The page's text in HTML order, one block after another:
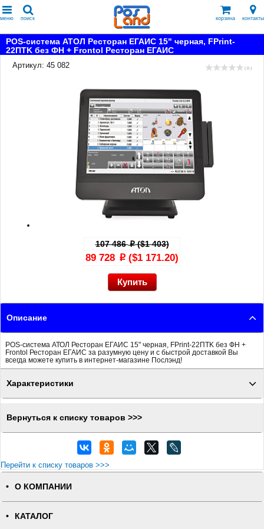
меню поиск корзина контакты
POS-система АТОЛ Ресторан ЕГАИС 15" черная, FPrint-
22ПТK без ФН + Frontol Ресторан ЕГАИС
Артикул: 45 082
( 0 )
107 486p($1 403)
89 728 p ($1 171.20)
Описание
POS-система АТОЛ Ресторан ЕГАИС 15" черная, FPrint-22ПТK без ФН +
Frontol Ресторан ЕГАИС за разумную цену и с быстрой доставкой Вы
всегда можете купить в интернет-магазине Послэнд!
Характеристики
Вернуться к списку товаров >>>
Перейти к списку товаров >>>
О КОМПАНИИ
КАТАЛОГ